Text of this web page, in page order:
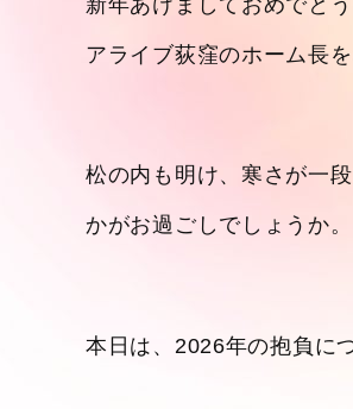
新年あけましておめでとう
アライブ荻窪のホーム長
松の内も明け、寒さが一
かがお過ごしでしょうか。
本日は、2026年の抱負に